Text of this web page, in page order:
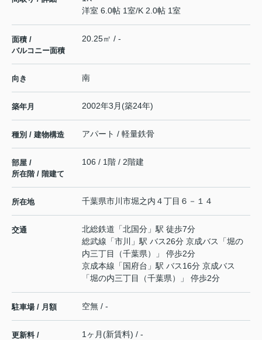
洋室 6.0帖 1室/K 2.0帖 1室
面積 /
バルコニー面積
20.25㎡ / -
向き 南
築年月 2002年3月(築24年)
種別 / 建物構造 アパート / 軽量鉄骨
部屋 /
所在階 / 階建て
106 / 1階 / 2階建
所在地 千葉県市川市堀之内 ４丁目６－１４
交通 北総鉄道 「北国分 」駅 徒歩7分
総武線 「市川
」駅 バス26分 京成バス「堀の
内三丁目（千葉県）」 停歩2分
京成本線 「 国府台 」駅 バス16分 京成バス
「堀の内三丁目（千葉県）」 停歩2分
駐車場 / 月額 空無 / -
更新料 /
1ヶ月(新賃料) / -